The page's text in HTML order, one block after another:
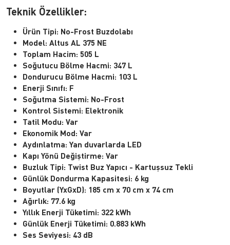
Teknik Özellikler:
Ürün Tipi: No-Frost Buzdolabı
Model: Altus AL 375 NE
Toplam Hacim: 505 L
Soğutucu Bölme Hacmi: 347 L
Dondurucu Bölme Hacmi: 103 L
Enerji Sınıfı: F
Soğutma Sistemi: No-Frost
Kontrol Sistemi: Elektronik
Tatil Modu: Var
Ekonomik Mod: Var
Aydınlatma: Yan duvarlarda LED
Kapı Yönü Değiştirme: Var
Buzluk Tipi: Twist Buz Yapıcı - Kartuşsuz Tekli
Günlük Dondurma Kapasitesi: 6 kg
Boyutlar (YxGxD): 185 cm x 70 cm x 74 cm
Ağırlık: 77.6 kg
Yıllık Enerji Tüketimi: 322 kWh
Günlük Enerji Tüketimi: 0.883 kWh
Ses Seviyesi: 43 dB